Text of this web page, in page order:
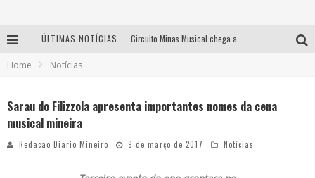
ÚLTIMAS NOTÍCIAS
Home Notícias
Sarau do Filizzola apresenta importantes nomes da cena
musical mineira
Redacao Diario Mineiro 9 de março de 2017 Notícias